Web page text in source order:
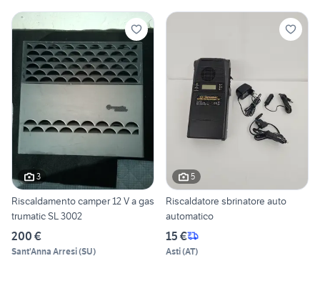
3
Riscaldamento camper 12 V a gas
trumatic SL 3002
200 €
Sant'Anna Arresi(SU)
5
Riscaldatore sbrinatore auto
automatico
15 €
Asti(AT)